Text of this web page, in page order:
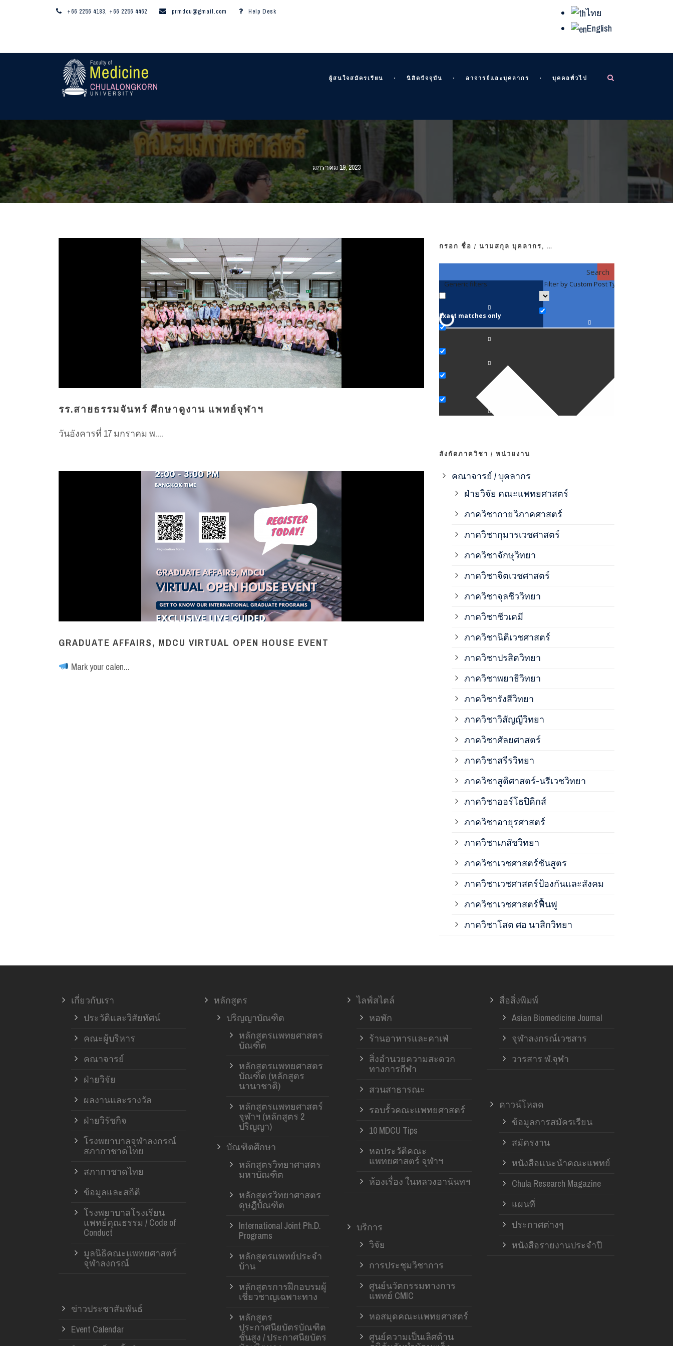
+66 2256 4183, +66 2256 4462 prmdcu@gmail.com Help Desk
ไทย
English
ผู้สนใจสมัครเรียน นิสิตปัจจุบัน อาจารย์และบุคลากร บุคคลทั่วไป
มกราคม 19, 2023
รร.สายธรรมจันทร์ ศึกษาดูงาน แพทย์จุฬาฯ
วันอังคารที่ 17 มกราคม พ....
GRADUATE AFFAIRS, MDCU VIRTUAL OPEN HOUSE EVENT
Mark your calen...
กรอก ชื่อ / นามสกุล บุคลากร, …
Search
Generic filters
Exact matches only
Filter by Custom Post Type
สังกัดภาควิชา / หน่วยงาน
คณาจารย์ / บุคลากร
ฝ่ายวิจัย คณะแพทยศาสตร์
ภาควิชากายวิภาคศาสตร์
ภาควิชากุมารเวชศาสตร์
ภาควิชาจักษุวิทยา
ภาควิชาจิตเวชศาสตร์
ภาควิชาจุลชีววิทยา
ภาควิชาชีวเคมี
ภาควิชานิติเวชศาสตร์
ภาควิชาปรสิตวิทยา
ภาควิชาพยาธิวิทยา
ภาควิชารังสีวิทยา
ภาควิชาวิสัญญีวิทยา
ภาควิชาศัลยศาสตร์
ภาควิชาสรีรวิทยา
ภาควิชาสูติศาสตร์-นรีเวชวิทยา
ภาควิชาออร์โธปิดิกส์
ภาควิชาอายุรศาสตร์
ภาควิชาเภสัชวิทยา
ภาควิชาเวชศาสตร์ชันสูตร
ภาควิชาเวชศาสตร์ป้องกันและสังคม
ภาควิชาเวชศาสตร์ฟื้นฟู
ภาควิชาโสต ศอ นาสิกวิทยา
เกี่ยวกับเรา
ประวัติและวิสัยทัศน์
คณะผู้บริหาร
คณาจารย์
ฝ่ายวิจัย
ผลงานและรางวัล
ฝ่ายวิรัชกิจ
โรงพยาบาลจุฬาลงกรณ์
สภากาชาดไทย
สภากาชาดไทย
ข้อมูลและสถิติ
โรงพยาบาลโรงเรียน
แพทย์คุณธรรม / Code of
Conduct
มูลนิธิคณะแพทยศาสตร์
จุฬาลงกรณ์
ข่าวประชาสัมพันธ์
Event Calendar
หลักสูตร
ปริญญาบัณฑิต
หลักสูตรแพทยศาสตร
บัณฑิต
หลักสูตรแพทยศาสตร
บัณฑิต (หลักสูตร
นานาชาติ)
หลักสูตรแพทยศาสตร์
จุฬาฯ (หลักสูตร 2
ปริญญา)
บัณฑิตศึกษา
หลักสูตรวิทยาศาสตร
มหาบัณฑิต
หลักสูตรวิทยาศาสตร
ดุษฎีบัณฑิต
International Joint Ph.D.
Programs
หลักสูตรแพทย์ประจำ
บ้าน
หลักสูตรการฝึกอบรมผู้
เชี่ยวชาญเฉพาะทาง
หลักสูตร
ประกาศนียบัตรบัณฑิต
ชั้นสูง / ประกาศนียบัตร
ไลฟ์สไตล์
หอพัก
ร้านอาหารและคาเฟ่
สิ่งอำนวยความสะดวก
ทางการกีฬา
สวนสาธารณะ
รอบรั้วคณะแพทยศาสตร์
10 MDCU Tips
หอประวัติคณะ
แพทยศาสตร์ จุฬาฯ
ห้องเรื่อง ในหลวงอานันทฯ
บริการ
วิจัย
การประชุมวิชาการ
ศูนย์นวัตกรรมทางการ
แพทย์ CMIC
หอสมุดคณะแพทยศาสตร์
ศูนย์ความเป็นเลิศด้าน
สื่อสิ่งพิมพ์
Asian Biomedicine Journal
จุฬาลงกรณ์เวชสาร
วารสาร ฬ.จุฬา
ดาวน์โหลด
ข้อมูลการสมัครเรียน
สมัครงาน
หนังสือแนะนำคณะแพทย์
Chula Research Magazine
แผนที่
ประกาศต่างๆ
หนังสือรายงานประจำปี